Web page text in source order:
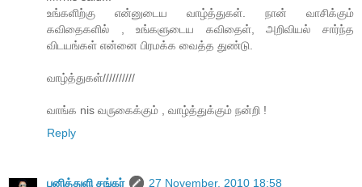
உங்களிற்கு என்னுடைய வாழ்த்துகள். நான் வாசிக்கும்
கவிதைகளில் , உங்களுடைய கவிதைள், அறிவியல் சார்ந்த
விடயங்கள் என்னை பிரமக்க வைத்த துண்டு.
வாழ்த்துகள்//////////
வாங்க nis வருகைக்கும் , வாழ்த்துக்கும் நன்றி !
Reply
பனித்துளி சங்கர்
27 November, 2010 18:58